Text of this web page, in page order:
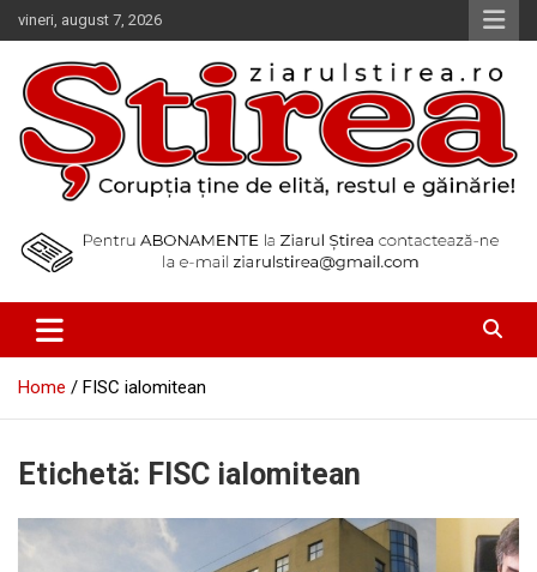
Skip
to
content
vineri, august 7, 2026
Ziarul Știrea
Home FISC ialomitean
Etichetă: FISC ialomitean